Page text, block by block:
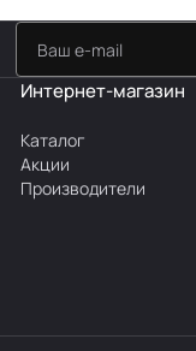
Интернет-магазин
Каталог
Акции
Производители